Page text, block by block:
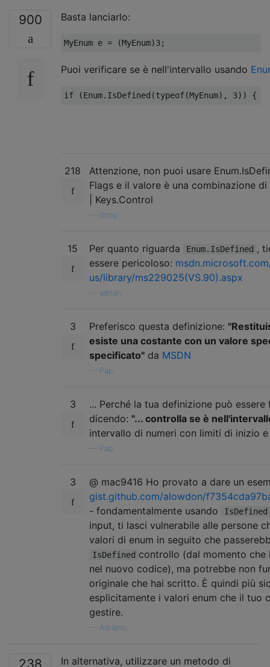
900 Basta lanciarlo:
MyEnum e = (MyEnum)3;
Puoi verificare se è nell'intervallo usando
if (Enum. IsDefined (typeof(MyEnum), 3)) {
218
Attenzione, non puoi usare
Flags e il valore è una combinazione
| Keys.Control
dtroy
15 Per quanto riguarda Enum.IsDefined ,
essere pericoloso:
us/library/ms229025(VS.90).aspx
adrian,
3 Preferisco questa definizione:
esiste una costante con un valore
specificato" da MSDN
Pap
3
... Perché la tua definizione può
dicendo: "... controlla se è
intervallo di numeri con limiti di inizio e
Pap
3
@ mac9416 Ho provato a dare un
gist.github.com/alowdon/
- fondamentalmente usando
IsDefined
input, ti lasci vulnerabile alle persone
valori di enum in seguito che
IsDefined controllo (dal momento che
nel nuovo codice), ma potrebbe non
originale che hai scritto. È quindi più
esplicitamente i valori enum che il tuo
gestire.
Adriano,
238 In alternativa, utilizzare un metodo di